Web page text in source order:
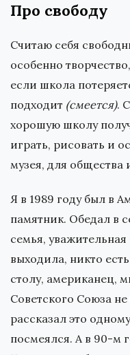
Про свободу
Считаю себя
особенно
если школа
подходит (смеется).
хорошую школу
играть, рисовать и
музея, для общества
Я в 1989 году был в
памятник. Обедал в
семья,
выходила, никто
столу, американец,
Советского Союза не
рассказал это
посмеялся. А в 90-м